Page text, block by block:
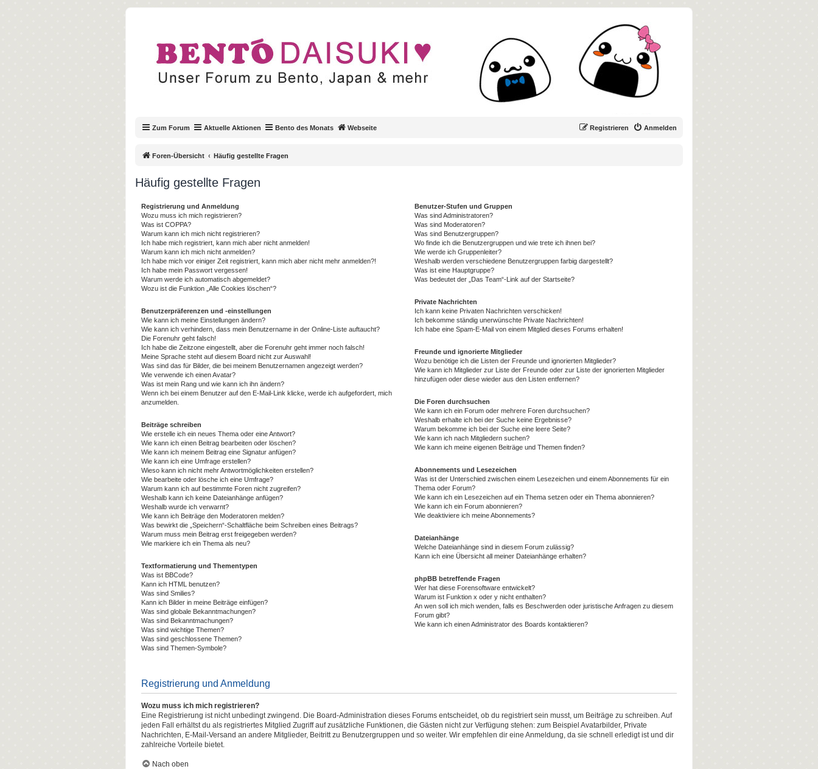
Zum Forum Aktuelle Aktionen Bento des Monats Webseite Anmelden
Registrieren
Foren-Übersicht Häufig gestellte Fragen
Häufig gestellte Fragen
Registrierung und Anmeldung
Wozu muss ich mich registrieren?
Was ist COPPA?
Warum kann ich mich nicht registrieren?
Ich habe mich registriert, kann mich aber nicht anmelden!
Warum kann ich mich nicht anmelden?
Ich habe mich vor einiger Zeit registriert, kann mich aber nicht mehr anmelden?!
Ich habe mein Passwort vergessen!
Warum werde ich automatisch abgemeldet?
Wozu ist die Funktion „Alle Cookies löschen“?
Benutzerpräferenzen und -einstellungen
Wie kann ich meine Einstellungen ändern?
Wie kann ich verhindern, dass mein Benutzername in der Online-Liste auftaucht?
Die Forenuhr geht falsch!
Ich habe die Zeitzone eingestellt, aber die Forenuhr geht immer noch falsch!
Meine Sprache steht auf diesem Board nicht zur Auswahl!
Was sind das für Bilder, die bei meinem Benutzernamen angezeigt werden?
Wie verwende ich einen Avatar?
Was ist mein Rang und wie kann ich ihn ändern?
Wenn ich bei einem Benutzer auf den E-Mail-Link klicke, werde ich aufgefordert, mich
anzumelden.
Beiträge schreiben
Wie erstelle ich ein neues Thema oder eine Antwort?
Wie kann ich einen Beitrag bearbeiten oder löschen?
Wie kann ich meinem Beitrag eine Signatur anfügen?
Wie kann ich eine Umfrage erstellen?
Wieso kann ich nicht mehr Antwortmöglichkeiten erstellen?
Wie bearbeite oder lösche ich eine Umfrage?
Warum kann ich auf bestimmte Foren nicht zugreifen?
Weshalb kann ich keine Dateianhänge anfügen?
Weshalb wurde ich verwarnt?
Wie kann ich Beiträge den Moderatoren melden?
Was bewirkt die „Speichern“-Schaltfläche beim Schreiben eines Beitrags?
Warum muss mein Beitrag erst freigegeben werden?
Wie markiere ich ein Thema als neu?
Textformatierung und Thementypen
Was ist BBCode?
Kann ich HTML benutzen?
Was sind Smilies?
Kann ich Bilder in meine Beiträge einfügen?
Was sind globale Bekanntmachungen?
Was sind Bekanntmachungen?
Was sind wichtige Themen?
Was sind geschlossene Themen?
Was sind Themen-Symbole?
Benutzer-Stufen und Gruppen
Was sind Administratoren?
Was sind Moderatoren?
Was sind Benutzergruppen?
Wo finde ich die Benutzergruppen und wie trete ich ihnen bei?
Wie werde ich Gruppenleiter?
Weshalb werden verschiedene Benutzergruppen farbig dargestellt?
Was ist eine Hauptgruppe?
Was bedeutet der „Das Team“-Link auf der Startseite?
Private Nachrichten
Ich kann keine Privaten Nachrichten verschicken!
Ich bekomme ständig unerwünschte Private Nachrichten!
Ich habe eine Spam-E-Mail von einem Mitglied dieses Forums erhalten!
Freunde und ignorierte Mitglieder
Wozu benötige ich die Listen der Freunde und ignorierten Mitglieder?
Wie kann ich Mitglieder zur Liste der Freunde oder zur Liste der ignorierten Mitglieder
hinzufügen oder diese wieder aus den Listen entfernen?
Die Foren durchsuchen
Wie kann ich ein Forum oder mehrere Foren durchsuchen?
Weshalb erhalte ich bei der Suche keine Ergebnisse?
Warum bekomme ich bei der Suche eine leere Seite?
Wie kann ich nach Mitgliedern suchen?
Wie kann ich meine eigenen Beiträge und Themen finden?
Abonnements und Lesezeichen
Was ist der Unterschied zwischen einem Lesezeichen und einem Abonnements für ein
Thema oder Forum?
Wie kann ich ein Lesezeichen auf ein Thema setzen oder ein Thema abonnieren?
Wie kann ich ein Forum abonnieren?
Wie deaktiviere ich meine Abonnements?
Dateianhänge
Welche Dateianhänge sind in diesem Forum zulässig?
Kann ich eine Übersicht all meiner Dateianhänge erhalten?
phpBB betreffende Fragen
Wer hat diese Forensoftware entwickelt?
Warum ist Funktion x oder y nicht enthalten?
An wen soll ich mich wenden, falls es Beschwerden oder juristische Anfragen zu diesem
Forum gibt?
Wie kann ich einen Administrator des Boards kontaktieren?
Registrierung und Anmeldung
Wozu muss ich mich registrieren?
Eine Registrierung ist nicht unbedingt zwingend. Die Board-Administration dieses Forums entscheidet, ob du registriert sein musst, um Beiträge zu schreiben. Auf
jeden Fall erhältst du als registriertes Mitglied Zugriff auf zusätzliche Funktionen, die Gästen nicht zur Verfügung stehen: zum Beispiel Avatarbilder, Private
Nachrichten, E-Mail-Versand an andere Mitglieder, Beitritt zu Benutzergruppen und so weiter. Wir empfehlen dir eine Anmeldung, da sie schnell erledigt ist und dir
zahlreiche Vorteile bietet.
Nach oben